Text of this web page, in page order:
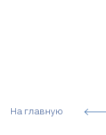
На главную